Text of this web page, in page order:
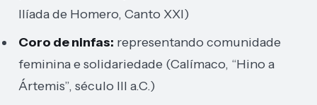
Ilíada de Homero, Canto XXI)
Coro de ninfas: representando comunidade
feminina e solidariedade (Calímaco, “Hino a
Ártemis”, século III a.C.)